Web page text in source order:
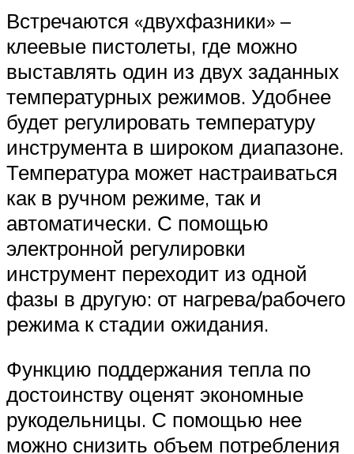
Встречаются «двухфазники» –
клеевые пистолеты, где можно
выставлять один из двух заданных
температурных режимов. Удобнее
будет регулировать температуру
инструмента в широком диапазоне.
Температура может настраиваться
как в ручном режиме, так и
автоматически. С помощью
электронной регулировки
инструмент переходит из одной
фазы в другую: от нагрева/рабочего
режима к стадии ожидания.
Функцию поддержания тепла по
достоинству оценят экономные
рукодельницы. С помощью нее
можно снизить объем потребления